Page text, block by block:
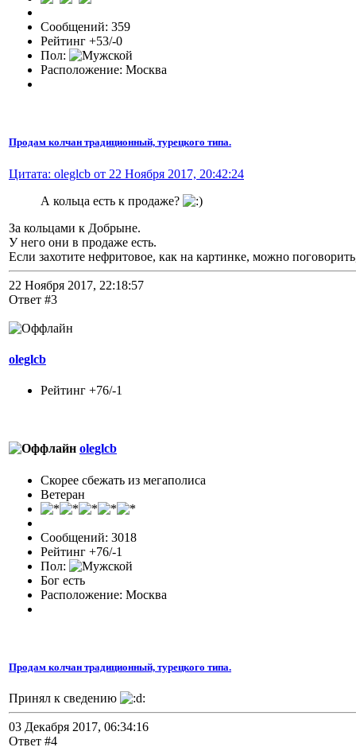
Сообщений: 359
Рейтинг +53/-0
Пол:
Расположение: Москва
Продам колчан традиционный, турецкого типа.
Цитата: oleglcb от 22 Ноября 2017, 20:42:24
А кольца есть к продаже?
За кольцами к Добрыне.
У него они в продаже есть.
Если захотите нефритовое, как на картинке, можно
22 Ноября 2017, 22:18:57
Ответ #3
oleglcb
Рейтинг +76/-1
oleglcb
Скорее сбежать из мегаполиса
Ветеран
Сообщений: 3018
Рейтинг +76/-1
Пол:
Бог есть
Расположение: Москва
Продам колчан традиционный, турецкого типа.
Принял к сведению
03 Декабря 2017, 06:34:16
Ответ #4